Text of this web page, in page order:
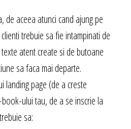
de aceea atunci cand ajung pe
trebuie sa fie intampinati de
atent create si de butoane
sa faca mai departe.
landing page (de a creste
ului tau, de a se inscrie la
sa: